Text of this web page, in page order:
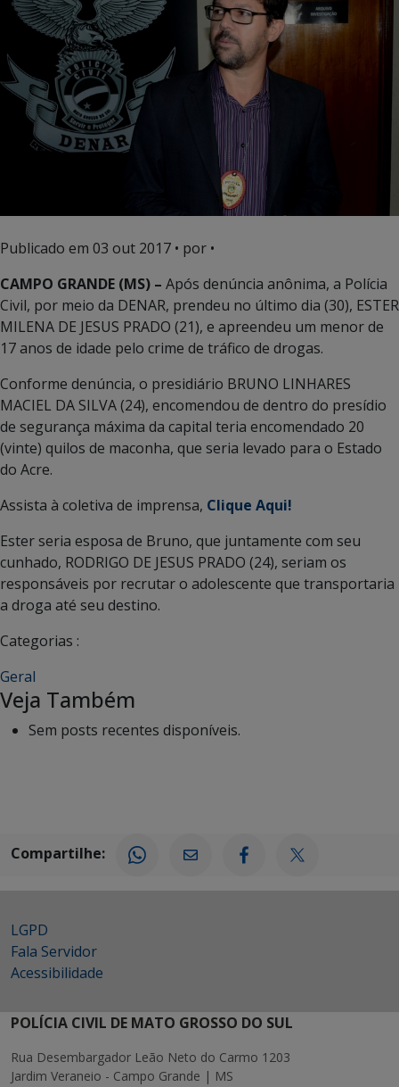
Publicado em 03 out 2017 • por •
CAMPO GRANDE (MS) – Após denúncia anônima, a Polícia
Civil, por meio da DENAR, prendeu no último dia (30), ESTER
MILENA DE JESUS PRADO (21), e apreendeu um menor de
17 anos de idade pelo crime de tráfico de drogas.
Conforme denúncia, o presidiário BRUNO LINHARES
MACIEL DA SILVA (24), encomendou de dentro do presídio
de segurança máxima da capital teria encomendado 20
(vinte) quilos de maconha, que seria levado para o Estado
do Acre.
Assista à coletiva de imprensa, Clique Aqui!
Ester seria esposa de Bruno, que juntamente com seu
cunhado, RODRIGO DE JESUS PRADO (24), seriam os
responsáveis por recrutar o adolescente que transportaria
a droga até seu destino.
Categorias :
Geral
Veja Também
Sem posts recentes disponíveis.
Compartilhe:
LGPD
Fala Servidor
Acessibilidade
POLÍCIA CIVIL DE MATO GROSSO DO SUL
Rua Desembargador Leão Neto do Carmo 1203
Jardim Veraneio - Campo Grande | MS